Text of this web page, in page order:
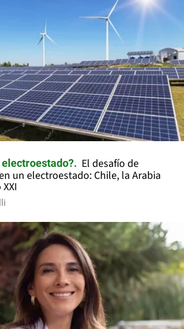
El desafío de
un electroestado: Chile, la Arabia